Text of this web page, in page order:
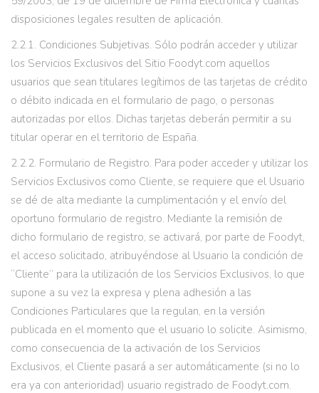
disposiciones legales resulten de aplicación.
2.2.1. Condiciones Subjetivas. Sólo podrán acceder y utilizar
los Servicios Exclusivos del Sitio Foodyt.com aquellos
usuarios que sean titulares legítimos de las tarjetas de crédito
o débito indicada en el formulario de pago, o personas
autorizadas por ellos. Dichas tarjetas deberán permitir a su
titular operar en el territorio de España.
2.2.2. Formulario de Registro. Para poder acceder y utilizar los
Servicios Exclusivos como Cliente, se requiere que el Usuario
se dé de alta mediante la cumplimentación y el envío del
oportuno formulario de registro. Mediante la remisión de
dicho formulario de registro, se activará, por parte de Foodyt,
el acceso solicitado, atribuyéndose al Usuario la condición de
“Cliente” para la utilización de los Servicios Exclusivos, lo que
supone a su vez la expresa y plena adhesión a las
Condiciones Particulares que la regulan, en la versión
publicada en el momento que el usuario lo solicite. Asimismo,
como consecuencia de la activación de los Servicios
Exclusivos, el Cliente pasará a ser automáticamente (si no lo
era ya con anterioridad) usuario registrado de Foodyt.com.